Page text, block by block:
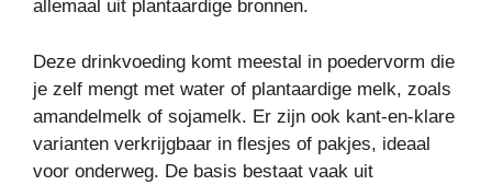
allemaal uit plantaardige bronnen.
Deze drinkvoeding komt meestal in poedervorm die
je zelf mengt met water of plantaardige melk, zoals
amandelmelk of sojamelk. Er zijn ook kant-en-klare
varianten verkrijgbaar in flesjes of pakjes, ideaal
voor onderweg. De basis bestaat vaak uit